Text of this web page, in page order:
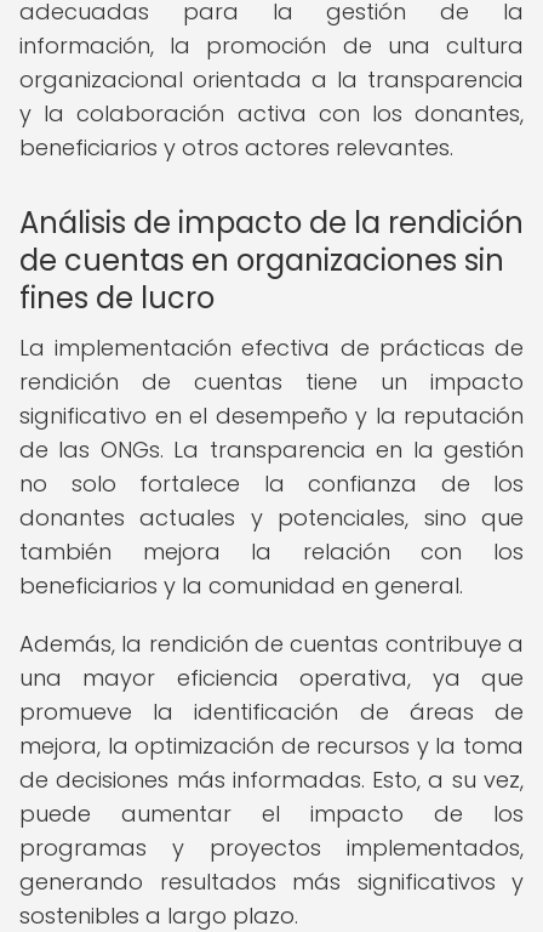
adecuadas para la gestión de la
información, la promoción de una cultura
organizacional orientada a la transparencia
y la colaboración activa con los donantes,
beneficiarios y otros actores relevantes.
Análisis de impacto de la rendición
de cuentas en organizaciones sin
fines de lucro
La implementación efectiva de prácticas de
rendición de cuentas tiene un impacto
significativo en el desempeño y la reputación
de las ONGs. La transparencia en la gestión
no solo fortalece la confianza de los
donantes actuales y potenciales, sino que
también mejora la relación con los
beneficiarios y la comunidad en general.
Además, la rendición de cuentas contribuye a
una mayor eficiencia operativa, ya que
promueve la identificación de áreas de
mejora, la optimización de recursos y la toma
de decisiones más informadas. Esto, a su vez,
puede aumentar el impacto de los
programas y proyectos implementados,
generando resultados más significativos y
sostenibles a largo plazo.